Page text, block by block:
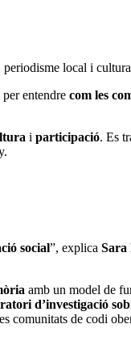
local i
per entendre com les
i participació. Es
social”, explica Sara
amb un model de
d’investigació
comunitats de codi